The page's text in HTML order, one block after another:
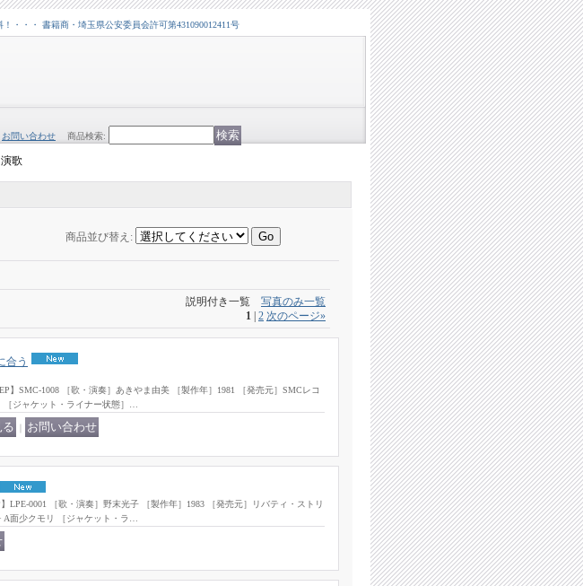
・・・ 書籍商・埼玉県公安委員会許可第431090012411号
お問い合わせ 商品検索:
歌
商品並び替え :
説明付き一覧 写真のみ一覧
1 2 次のページ»
合う
】SMC-1008 ［歌・演奏］あきやま由美 ［製作年］1981 ［発売元］SMCレコ
ジャケット・ライナー状態］…
LPE-0001 ［歌・演奏］野末光子 ［製作年］1983 ［発売元］リバティ・ストリ
面少クモリ ［ジャケット・ラ…